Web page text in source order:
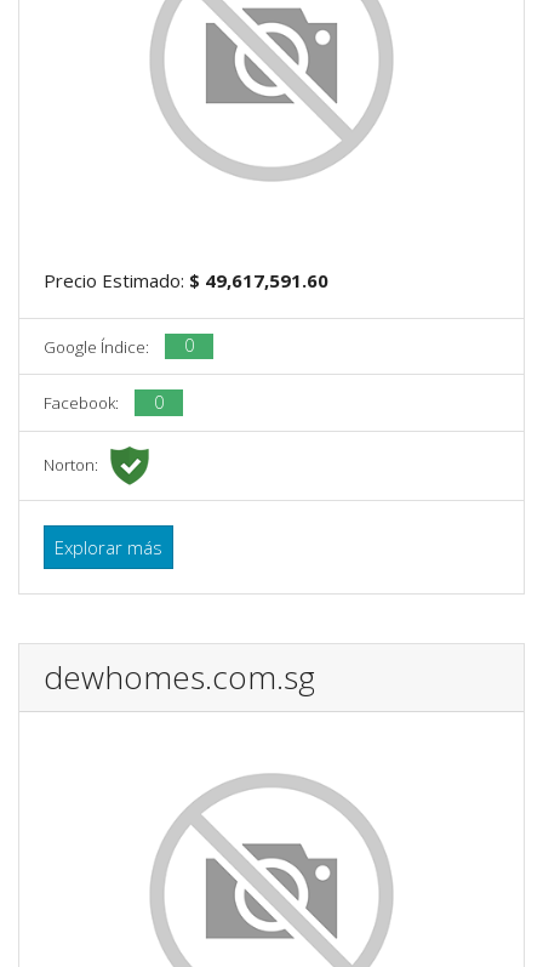
Precio Estimado: $ 49,617,591.60
Google Índice: 0
Facebook: 0
Norton:
Explorar más
dewhomes.com.sg